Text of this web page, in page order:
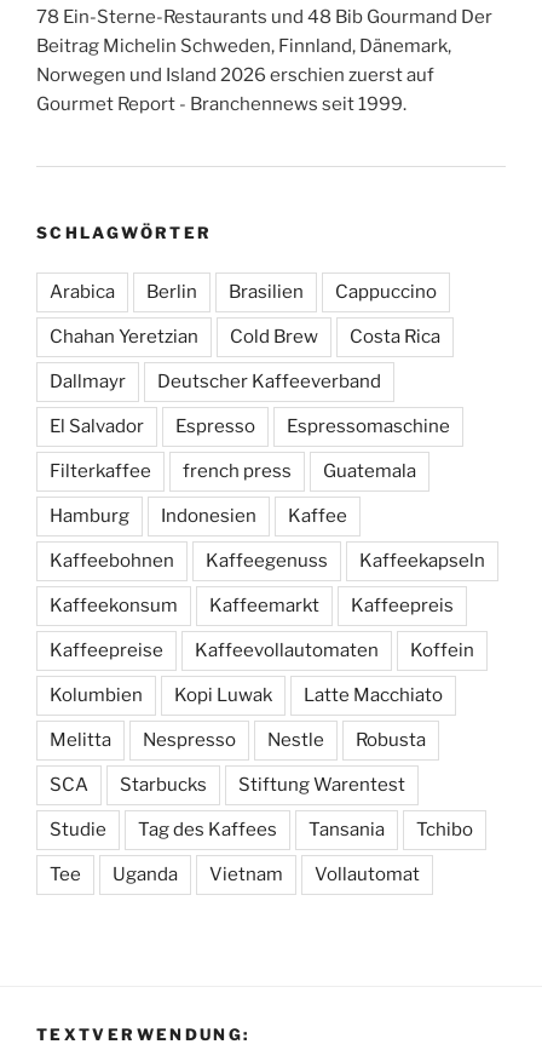
78 Ein-Sterne-Restaurants und 48 Bib Gourmand Der
Beitrag Michelin Schweden, Finnland, Dänemark,
Norwegen und Island 2026 erschien zuerst auf
Gourmet Report - Branchennews seit 1999.
SCHLAGWÖRTER
Arabica Berlin Brasilien Cappuccino
Chahan Yeretzian Cold Brew Costa Rica
Dallmayr Deutscher Kaffeeverband
El Salvador Espresso Espressomaschine
Filterkaffee french press Guatemala
Hamburg Indonesien Kaffee
Kaffeebohnen Kaffeegenuss Kaffeekapseln
Kaffeekonsum Kaffeemarkt Kaffeepreis
Kaffeepreise Kaffeevollautomaten Koffein
Kolumbien Kopi Luwak Latte Macchiato
Melitta Nespresso Nestle Robusta
SCA Starbucks Stiftung Warentest
Studie Tag des Kaffees Tansania Tchibo
Tee Uganda Vietnam Vollautomat
TEXTVERWENDUNG: